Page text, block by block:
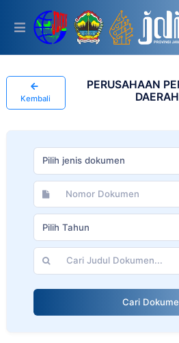
This
includes
accessibility
Kembali
PERUSAHAAN
DAERAH
Pilih jenis dokumen
Pilih Tahun
Cari